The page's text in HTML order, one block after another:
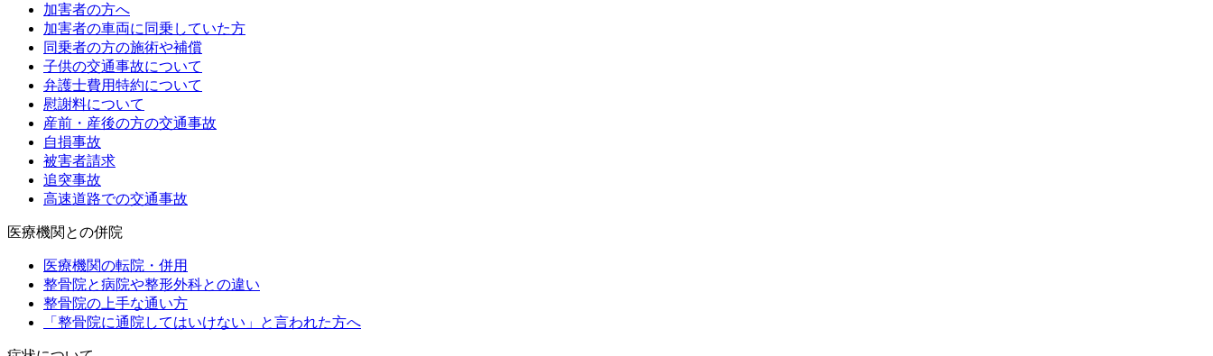
加害者の方へ
加害者の車両に同乗していた方
同乗者の方の施術や補償
子供の交通事故について
弁護士費用特約について
慰謝料について
産前・産後の方の交通事故
自損事故
被害者請求
追突事故
高速道路での交通事故
医療機関との併院
医療機関の転院・併用
整骨院と病院や整形外科との違い
整骨院の上手な通い方
「整骨院に通院してはいけない」と言われた方へ